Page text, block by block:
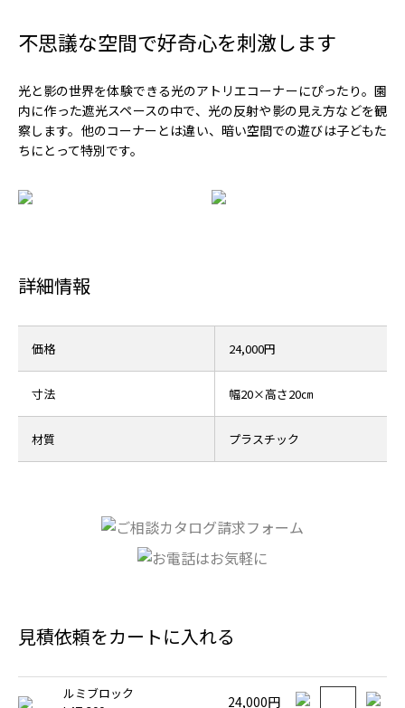
不思議な空間で好奇心を刺激します
光と影の世界を体験できる光のアトリエコーナーにぴったり。園
内に作った遮光スペースの中で、光の反射や影の見え方などを観
察します。他のコーナーとは違い、暗い空間での遊びは子どもた
ちにとって特別です。
詳細情報
価格 24,000円
寸法 幅20×高さ20㎝
材質 プラスチック
見積依頼をカートに入れる
ルミブロック
24,000円